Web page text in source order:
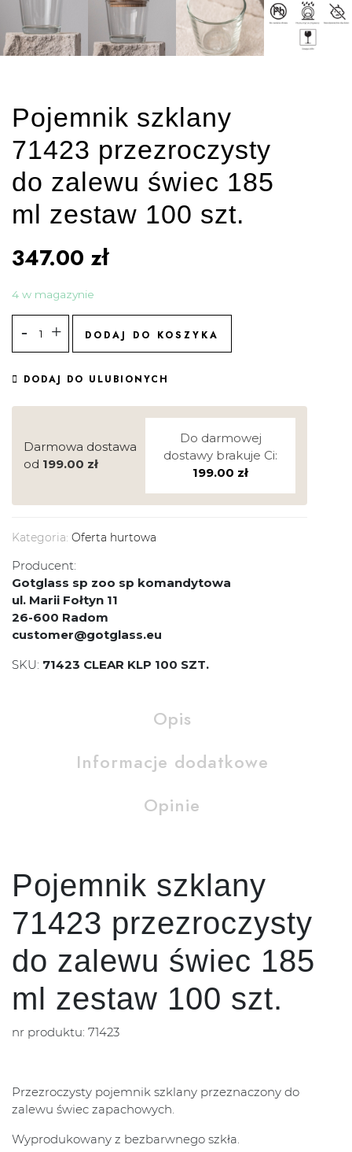
Pojemnik szklany
71423 przezroczysty
do zalewu świec 185
ml zestaw 100 szt.
347.00 zł
4 w magazynie
DODAJ DO KOSZYKA
DODAJ DO ULUBIONYCH
Darmowa dostawa
od 199.00 zł
Do darmowej
dostawy brakuje Ci:
199.00 zł
Kategoria: Oferta hurtowa
Producent:
Gotglass sp zoo sp komandytowa
ul. Marii Fołtyn 11
26-600 Radom
customer@gotglass.eu
SKU: 71423 CLEAR KLP 100 SZT.
Opis
Informacje dodatkowe
Opinie
Pojemnik szklany
71423 przezroczysty
do zalewu świec 185
ml zestaw 100 szt.
nr produktu: 71423
Przezroczysty pojemnik szklany przeznaczony do
zalewu świec zapachowych.
Wyprodukowany z bezbarwnego szkła.